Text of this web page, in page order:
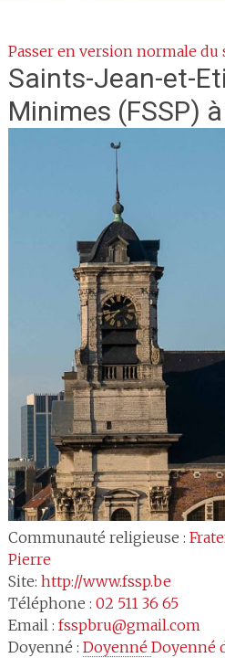
Passer en version normale du
Saints-Jean-et-
Minimes (FSSP)
Communauté religieuse :
Pierre
Site: http://www.fssp.be
Téléphone : 02 511 36 65
Email : fsspbru@gmail.com
Doyenné : Doyenné Doyenné